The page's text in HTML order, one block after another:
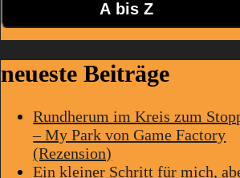
A bis Z
neueste Beiträge
Rundherum im Kreis zum
– My Park von Game Factory
(Rezension)
Ein kleiner Schritt für mich,